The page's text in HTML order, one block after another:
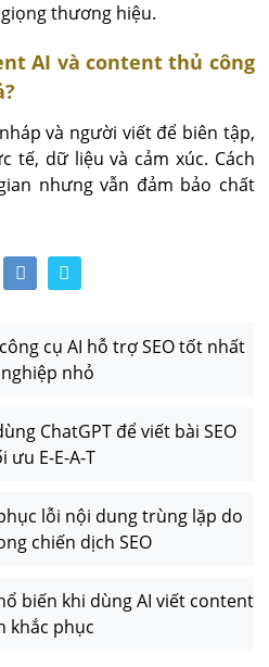
thương hiệu.
AI và content thủ công
và người viết để biên tập,
tế, dữ liệu và cảm xúc. Cách
nhưng vẫn đảm bảo chất
cụ AI hỗ trợ SEO tốt nhất
nhỏ
ChatGPT để viết bài SEO
ưu E-E-A-T
lỗi nội dung trùng lặp do
chiến dịch SEO
biến khi dùng AI viết content
khắc phục